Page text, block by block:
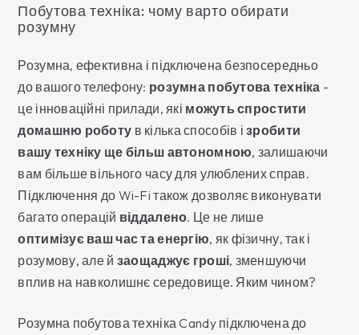
Побутова техніка: чому варто обирати
розумну
Розумна, ефективна і підключена безпосередньо
до вашого телефону: розумна побутова техніка -
це інноваційні прилади, які можуть спростити
домашню роботу в кілька способів ізробити
вашу техніку ще більш автономною, залишаючи
вам більше вільного часу для улюблених справ.
Підключення до Wi-Fi також дозволяє виконувати
багато операцій віддалено. Це не лише
оптимізує ваш час та енергію, як фізичну, так і
розумову, але й заощаджує гроші, зменшуючи
вплив на навколишнє середовище. Яким чином?
Розумна побутова техніка Candy підключена до